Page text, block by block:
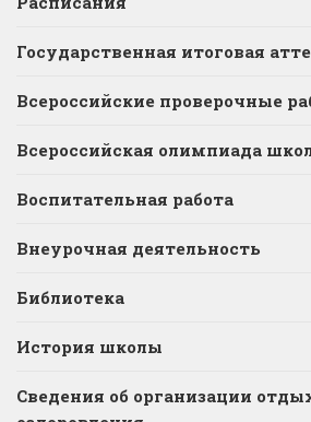
Государственная итоговая
Всероссийские проверочные
Всероссийская олимпиада
Воспитательная работа
Внеурочная деятельность
Библиотека
История школы
Сведения об организации